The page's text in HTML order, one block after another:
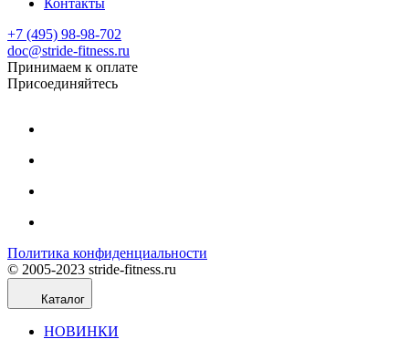
+7 (495) 98-98-702
doc@stride-fitness.ru
Принимаем к оплате
Присоединяйтесь
Политика конфиденциальности
© 2005-2023 stride-fitness.ru
Каталог
НОВИНКИ